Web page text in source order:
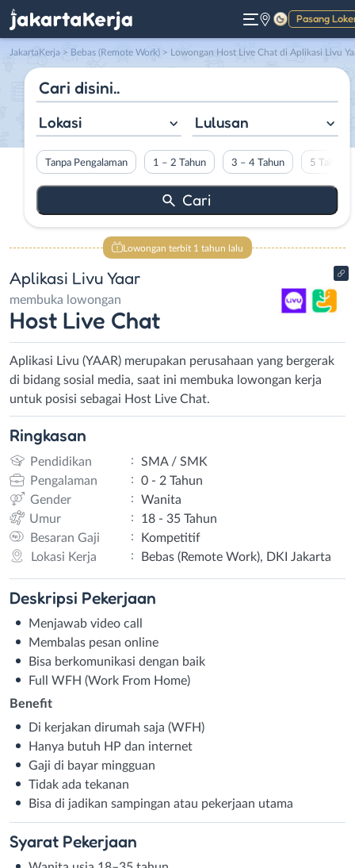
Pasang
Gelap
JakartaKerja > Bebas (Remote Work) > Lowongan Host Live Chat di Aplikasi Livu
Lokasi Lulusan
Tanpa Pengalaman 1 – 2 Tahun 3 – 4 Tahun 5 Tahun
Lowongan terbit 1 tahun lalu
Aplikasi Livu Yaar
membuka lowongan
Host Live Chat
Aplikasi Livu (YAAR) merupakan perusahaan yang bergerak
di bidang sosial media, saat ini membuka lowongan kerja
untuk posisi sebagai Host Live Chat.
Ringkasan
Pendidikan :
SMA / SMK
Pengalaman
:
0 - 2 Tahun
Gender
:
Wanita
Umur
:
18 - 35 Tahun
Besaran Gaji
:
Kompetitif
Lokasi Kerja
: Bebas (Remote Work), DKI Jakarta
Deskripsi Pekerjaan
Menjawab video call
Membalas pesan online
Bisa berkomunikasi dengan baik
Full WFH (Work From Home)
Benefit
Di kerjakan dirumah saja (WFH)
Hanya butuh HP dan internet
Gaji di bayar mingguan
Tidak ada tekanan
Bisa di jadikan sampingan atau pekerjaan utama
Syarat Pekerjaan